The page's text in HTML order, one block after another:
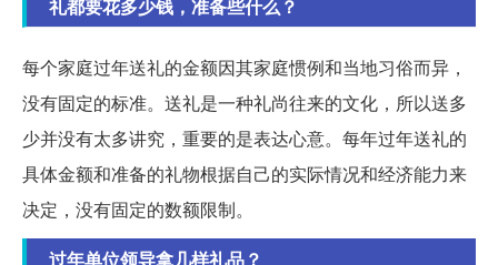
礼都要花多少钱，准备些什么？
每个家庭过年送礼的金额因其家庭惯例和当地习俗而异，
没有固定的标准。送礼是一种礼尚往来的文化，所以送多
少并没有太多讲究，重要的是表达心意。每年过年送礼的
具体金额和准备的礼物根据自己的实际情况和经济能力来
决定，没有固定的数额限制。
过年单位领导拿几样礼品？